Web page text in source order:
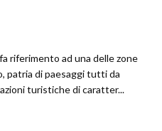
riferimento ad una delle zone
patria di paesaggi tutti da
turistiche di caratter...